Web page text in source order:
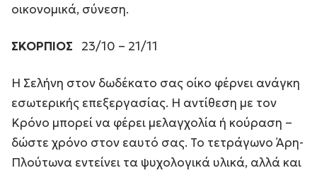
οικονομικά, σύνεση.
ΣΚΟΡΠΙΟΣ 23/10 – 21/11
Η Σελήνη στον δωδέκατο σας οίκο φέρνει ανάγκη
εσωτερικής επεξεργασίας. Η αντίθεση με τον
Κρόνο μπορεί να φέρει μελαγχολία ή κούραση –
δώστε χρόνο στον εαυτό σας. Το τετράγωνο Άρη-
Πλούτωνα εντείνει τα ψυχολογικά υλικά, αλλά και